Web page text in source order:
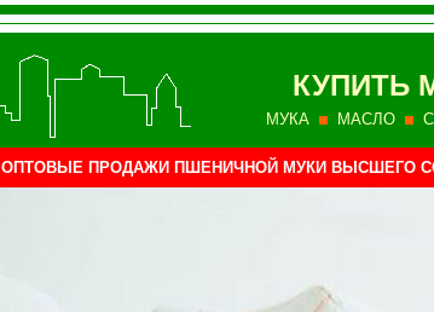
КУПИТЬ
МУКА МАСЛО
ОПТОВЫЕ ПРОДАЖИ ПШЕНИЧНОЙ МУКИ ВЫСШЕГО